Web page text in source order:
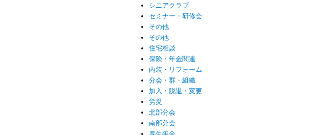
シニアクラブ
セミナー・研修会
その他
その他
住宅相談
保険・年金関連
内装・リフォーム
分会・群・組織
加入・脱退・変更
労災
北部分会
南部分会
厚生年金